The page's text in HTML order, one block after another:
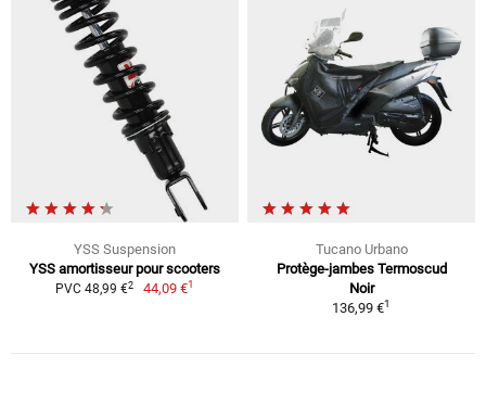
YSS Suspension
YSS amortisseur pour scooters
PVC 48,99 €2 44,09 €1
Tucano Urbano
Protège-jambes Termoscud
Noir
136,99 €1